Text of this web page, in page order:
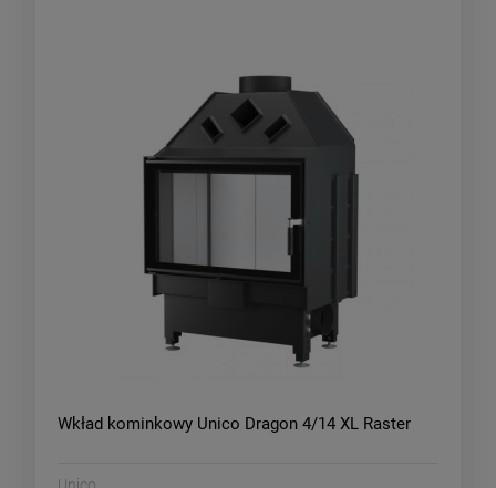
Wkład kominkowy Unico Dragon 4/14 XL Raster